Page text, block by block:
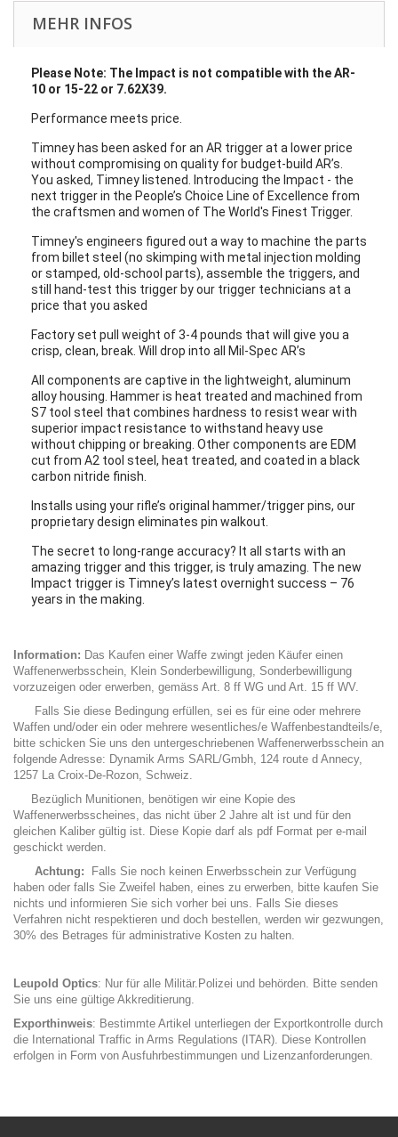
MEHR INFOS
Please Note: The Impact is not compatible with the AR-
10 or 15-22 or 7.62X39.
Performance meets price.
Timney has been asked for an AR trigger at a lower price
without compromising on quality for budget-build AR’s.
You asked, Timney listened. Introducing the Impact - the
next trigger in the People’s Choice Line of Excellence from
the craftsmen and women of The World's Finest Trigger.
Timney's engineers figured out a way to machine the parts
from billet steel (no skimping with metal injection molding
or stamped, old-school parts), assemble the triggers, and
still hand-test this trigger by our trigger technicians at a
price that you asked
Factory set pull weight of 3-4 pounds that will give you a
crisp, clean, break. Will drop into all Mil-Spec AR’s
All components are captive in the lightweight, aluminum
alloy housing. Hammer is heat treated and machined from
S7 tool steel that combines hardness to resist wear with
superior impact resistance to withstand heavy use
without chipping or breaking. Other components are EDM
cut from A2 tool steel, heat treated, and coated in a black
carbon nitride finish.
Installs using your rifle’s original hammer/trigger pins, our
proprietary design eliminates pin walkout.
The secret to long-range accuracy? It all starts with an
amazing trigger and this trigger, is truly amazing. The new
Impact trigger is Timney’s latest overnight success – 76
years in the making.
Information: Das Kaufen einer Waffe zwingt jeden Käufer einen
Waffenerwerbsschein, Klein Sonderbewilligung, Sonderbewilligung
vorzuzeigen oder erwerben, gemäss Art. 8 ff WG und Art. 15 ff WV.
Falls Sie diese Bedingung erfüllen, sei es für eine oder mehrere
Waffen und/oder ein oder mehrere wesentliches/e Waffenbestandteils/e,
bitte schicken Sie uns den untergeschriebenen Waffenerwerbsschein an
folgende Adresse: Dynamik Arms SARL/Gmbh, 124 route d Annecy,
1257 La Croix-De-Rozon, Schweiz.
Bezüglich Munitionen, benötigen wir eine Kopie des
Waffenerwerbsscheines, das nicht über 2 Jahre alt ist und für den
gleichen Kaliber gültig ist. Diese Kopie darf als pdf Format per e-mail
geschickt werden.
Achtung: Falls Sie noch keinen Erwerbsschein zur Verfügung
haben oder falls Sie Zweifel haben, eines zu erwerben, bitte kaufen Sie
nichts und informieren Sie sich vorher bei uns. Falls Sie dieses
Verfahren nicht respektieren und doch bestellen, werden wir gezwungen,
30% des Betrages für administrative Kosten zu halten.
Leupold Optics: Nur für alle Militär.Polizei und behörden. Bitte senden
Sie uns eine gültige Akkreditierung.
Exporthinweis: Bestimmte Artikel unterliegen der Exportkontrolle durch
die International Traffic in Arms Regulations (ITAR). Diese Kontrollen
erfolgen in Form von Ausfuhrbestimmungen und Lizenzanforderungen.